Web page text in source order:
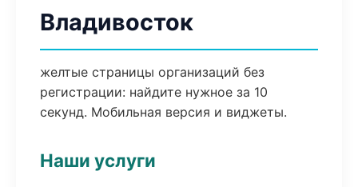
Владивосток
желтые страницы организаций без
регистрации: найдите нужное за 10
секунд. Мобильная версия и виджеты.
Наши услуги